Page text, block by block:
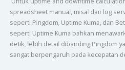
spreadsheet manual, misal dari log
seperti Pingdom, Uptime Kuma, dan
seperti Uptime Kuma bahkan
detik, lebih detail dibanding Pingdom
sangat berpengaruh pada kecepatan